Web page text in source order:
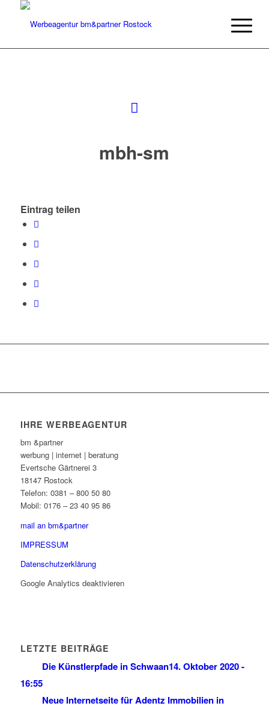
mbh-sm
Eintrag teilen
IHRE WERBEAGENTUR
bm &partner
werbung | internet | beratung
Evertsche Gärtnerei 3
18147 Rostock
Telefon: 0381 – 800 50 80
Mobil: 0176 – 23 40 95 86
mail an bm&partner
IMPRESSUM
Datenschutzerklärung
Google Analytics deaktivieren
LETZTE BEITRÄGE
Die Künstlerpfade in Schwaan14. Oktober 2020 -
16:55
Neue Internetseite für Adentz Immobilien in